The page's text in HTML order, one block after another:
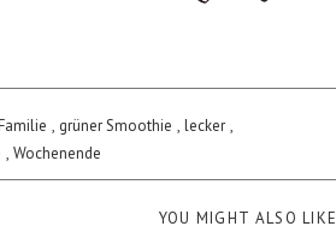
, grüner Smoothie , lecker ,
, Wochenende
YOU MIGHT ALSO LIKE